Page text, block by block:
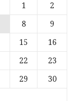
1
2
8
9
15
16
22
23
29
30